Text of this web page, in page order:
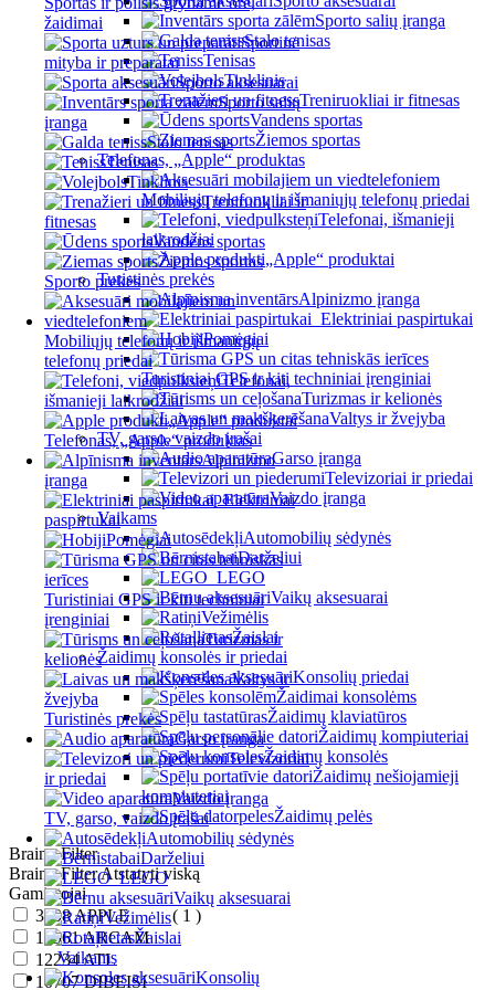
žaidimai
Sportinė
mityba ir preparatai
Sporto aksesuarai
Sporto salių
įranga
Stalo tenisas
Tenisas
Tinklinis
Treniruokliai ir
fitnesas
Vandens sportas
Žiemos sportas
Sporto prekės
Mobiliųjų telefonų ir išmaniųjų
telefonų priedai
Telefonai,
išmanieji laikrodžiai
„Apple“ produktai
Telefonas, „Apple“ produktas
Alpinizmo
įranga
Elektriniai
paspirtukai
Pomėgiai
Turistiniai GPS ir kiti techniniai
įrenginiai
Turizmas ir
kelionės
Valtys ir
žvejyba
Turistinės prekės
Garso įranga
Televizoriai
ir priedai
Vaizdo įranga
TV, garso, vaizdo įrašai
Automobilių sėdynės
Darželiui
LEGO
Vaikų aksesuarai
Vežimėlis
Žaislai
Vaikams
Konsolių
Sporto salių įranga
Stalo tenisas
Tenisas
Tinklinis
Treniruokliai ir fitnesas
Vandens sportas
Žiemos sportas
Telefonas, „Apple“ produktas
Mobiliųjų telefonų ir išmaniųjų telefonų priedai
Telefonai, išmanieji
laikrodžiai
„Apple“ produktai
Turistinės prekės
Alpinizmo įranga
Elektriniai paspirtukai
Pomėgiai
Turistiniai GPS ir kiti techniniai įrenginiai
Turizmas ir kelionės
Valtys ir žvejyba
TV, garso, vaizdo įrašai
Garso įranga
Televizoriai ir priedai
Vaizdo įranga
Vaikams
Automobilių sėdynės
Darželiui
LEGO
Vaikų aksesuarai
Vežimėlis
Žaislai
Žaidimų konsolės ir priedai
Konsolių priedai
Žaidimai konsolėms
Žaidimų klaviatūros
Žaidimų kompiuteriai
Žaidimų konsolės
Žaidimų nešiojamieji
kompiuteriai
Žaidimų pelės
Brainy Filter
Brainy FilterAtstatyti viską
Gamintojai
3408APPLE
( 1 )
16961ARCAM
12234ATL
10707 DIBEISI